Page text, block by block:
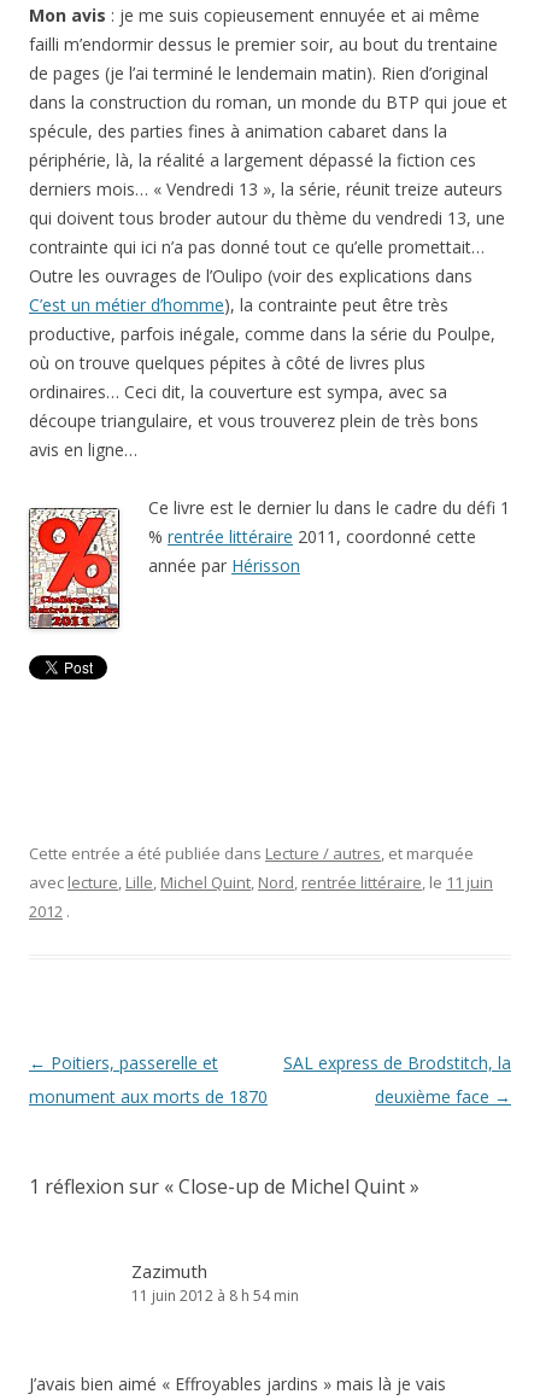
Mon avis : je me suis copieusement ennuyée et ai même
failli m’endormir dessus le premier soir, au bout du trentaine
de pages (je l’ai terminé le lendemain matin). Rien d’original
dans la construction du roman, un monde du BTP qui joue et
spécule, des parties fines à animation cabaret dans la
périphérie, là, la réalité a largement dépassé la fiction ces
derniers mois… « Vendredi 13 », la série, réunit treize auteurs
qui doivent tous broder autour du thème du vendredi 13, une
contrainte qui ici n’a pas donné tout ce qu’elle promettait…
Outre les ouvrages de l’Oulipo (voir des explications dans
C’est un métier d’homme), la contrainte peut être très
productive, parfois inégale, comme dans la série du Poulpe,
où on trouve quelques pépites à côté de livres plus
ordinaires… Ceci dit, la couverture est sympa, avec sa
découpe triangulaire, et vous trouverez plein de très bons
avis en ligne…
Ce livre est le dernier lu dans le cadre du défi 1
% rentrée littéraire 2011, coordonné cette
année par Hérisson
Cette entrée a été publiée dans Lecture / autres, et marquée
avec lecture, Lille, Michel Quint, Nord, rentrée littéraire, le 11 juin
2012 .
Navigation
des
← Poitiers, passerelle et
monument aux morts de 1870
SAL express de Brodstitch, la
deuxième face →
1 réflexion sur «Close-up de Michel Quint»
Zazimuth
11 juin 2012 à 8 h 54 min
J’avais bien aimé « Effroyables jardins » mais là je vais